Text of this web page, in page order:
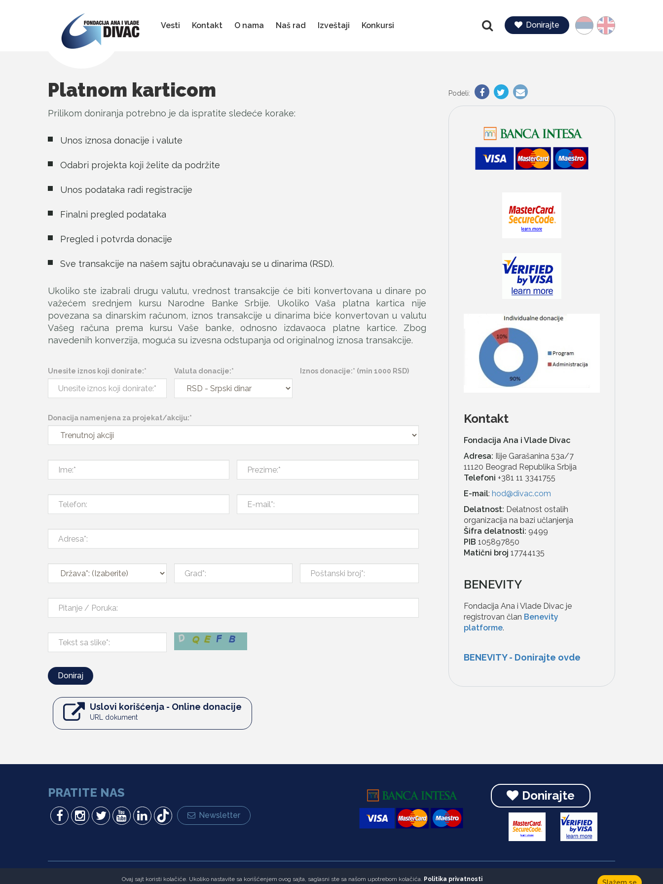
Vlade
Divac
Jezik
Donirajte
Pretraga
Vesti Kontakt O nama Naš rad Izveštaji Konkursi
Platnom karticom
Prilikom doniranja potrebno je da ispratite sledeće korake:
Unos iznosa donacije i valute
Odabri projekta koji želite da podržite
Unos podataka radi registracije
Finalni pregled podataka
Pregled i potvrda donacije
Sve transakcije na našem sajtu obračunavaju se u dinarima (RSD).
Ukoliko ste izаbrаli drugu vаlutu, vrednost trаnsаkcije će biti konvertovаna u dinаre po
vаžećem srednjem kursu Nаrodne Bаnke Srbije. Ukoliko Vаšа plаtnа kаrticа nije
povezаnа sа dinаrskim rаčunom, iznos trаnsаkcije u dinаrimа biće konvertovаn u vаlutu
Vаšeg rаčunа premа kursu Vаše bаnke, odnosno izdаvаocа plаtne kаrtice. Zbog
nаvedenih konverzijа, mogućа su izvesnа odstupаnjа od originаlnog iznosа trаnsаkcije.
Unesite iznos koji donirate:* Valuta donacije:* Iznos donacije:* (min 1000 RSD)
Donacija namenjena za projekat/akciju:*
mail*:
broj*:
Doniraj
Uslovi korišćenja - Online donacije
URL dokument
Podeli:
Kontakt
Fondacija Ana i Vlade Divac
Adresa: Ilije Garašanina 53a/7
11120 Beograd Republika Srbija
Telefoni +381 11 3341755
E-mail: hod@divac.com
Delatnost: Delatnost ostalih
organizacija na bazi učlanjenja
Šifra delatnosti: 9499
PIB 105897850
Matični broj 17744135
BENEVITY
Fondacija Ana i Vlade Divac je
registrovan član Benevity
platforme.
BENEVITY - Donirajte ovde
PRATITE NAS
Newsletter
Donirajte
Ovaj sajt koristi kolačiće. Ukoliko nastavite sa korišćenjem ovog sajta, saglasni ste sa našom upotrebom kolačića. Politika privatnosti